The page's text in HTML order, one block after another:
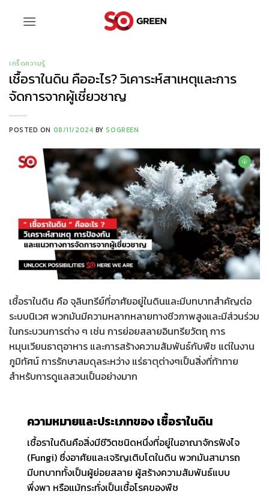
เกร็ดความรู้
เชื้อราในดิน คืออะไร? วิเคาระห์สาเหตุและการ
จัดการจากผู้เชี่ยวชาญ
POSTED ON 08/11/2024 BYSOGREEN
เชื้อราในดิน คือ จุลินทรีย์ที่อาศัยอยู่ในดินและมีบทบาทสำคัญต่อ
ระบบนิเวศ พวกมันมีความหลากหลายทางชีวภาพสูงและมีส่วนร่วม
ในกระบวนการต่าง ๆ เช่น การย่อยสลายอินทรียวัตถุ การ
หมุนเวียนธาตุอาหาร และการสร้างความสัมพันธ์กับพืช แต่ในงาน
ภูมิทัศน์ การรักษาสมดุลระหว่าง แร่ธาตุต่างๆเป็นสิ่งที่ท้าทาย
สำหรับการดูแลสวนเป็นอย่างมาก
ความหมายและประเภทของ เชื้อราในดิน
เชื้อราในดินคือสิ่งมีชีวิตชนิดหนึ่งที่อยู่ในอาณาจักรฟังไจ
(Fungi) ซึ่งอาศัยและเจริญเติบโตในดิน พวกมันสามารถ
มีบทบาททั้งเป็นผู้ย่อยสลาย ผู้สร้างความสัมพันธ์แบบ
พึ่งพา หรือแม้กระทั่งเป็นเชื้อโรคของพืช